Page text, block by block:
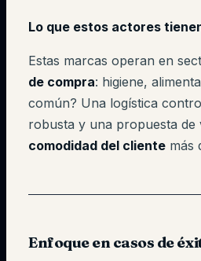
Lo que estos actores
Estas marcas operan en
de compra: higiene,
común? Una logística
robusta y una propuesta de
comodidad del cliente más
Enfoque en casos de